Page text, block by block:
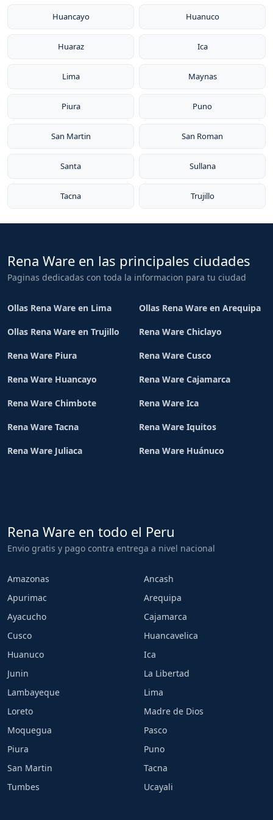
Huancayo Huanuco
Huaraz Ica
Lima Maynas
Piura Puno
San Martin San Roman
Santa Sullana
Tacna Trujillo
Rena Ware en las principales ciudades
Paginas dedicadas con toda la informacion para tu ciudad
Ollas Rena Ware en Lima Ollas Rena Ware en Arequipa
Ollas Rena Ware en Trujillo Rena Ware Chiclayo
Rena Ware Piura Rena Ware Cusco
Rena Ware Huancayo Rena Ware Cajamarca
Rena Ware Chimbote Rena Ware Ica
Rena Ware Tacna Rena Ware Iquitos
Rena Ware Juliaca Rena Ware Huánuco
Rena Ware en todo el Peru
Envio gratis y pago contra entrega a nivel nacional
Amazonas
Ancash
Apurimac
Arequipa
Ayacucho
Cajamarca
Cusco
Huancavelica
Huanuco
Ica
Junin
La Libertad
Lambayeque
Lima
Loreto
Madre de Dios
Moquegua
Pasco
Piura
Puno
San Martin
Tacna
Tumbes
Ucayali